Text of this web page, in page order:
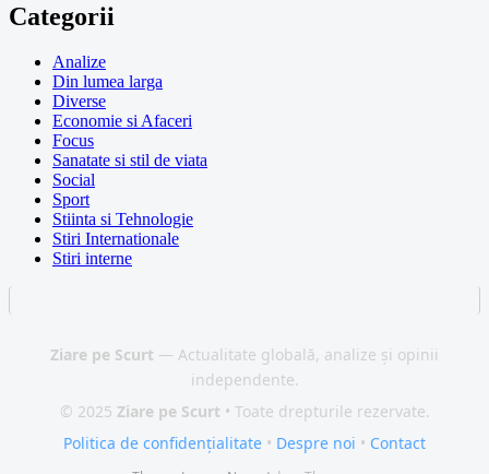
Categorii
Analize
Din lumea larga
Diverse
Economie si Afaceri
Focus
Sanatate si stil de viata
Social
Sport
Stiinta si Tehnologie
Stiri Internationale
Stiri interne
Ziare pe Scurt — Actualitate globală, analize și opinii
independente.
© 2025 Ziare pe Scurt • Toate drepturile rezervate.
Politica de confidențialitate • Despre noi • Contact